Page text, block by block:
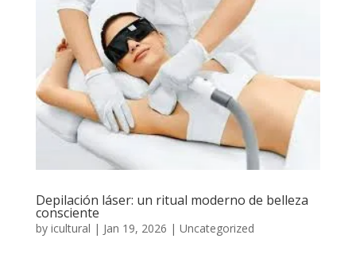
Depilación láser: un ritual moderno de belleza
consciente
by icultural | Jan 19, 2026 | Uncategorized